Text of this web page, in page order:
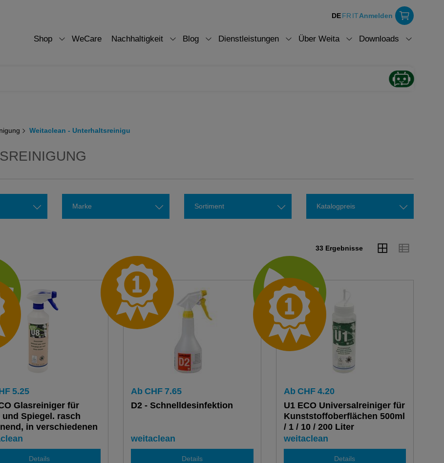
DEFR ITAnmelden
Shop WeCare Nachhaltigkeit Blog Dienstleistungen Über Weita Downloads
Weitaclean - Unterhaltsreinigu
Marke Sortiment Katalogpreis
33 Ergebnisse
5.25
Glasreiniger für
und Spiegel. rasch
in verschiedenen
Details
Ab CHF 7.65
D2 - Schnelldesinfektion
weitaclean
Details
Ab CHF 4.20
U1 ECO Universalreiniger für
Kunststoffoberflächen 500ml
/ 1 / 10 / 200 Liter
weitaclean
Details